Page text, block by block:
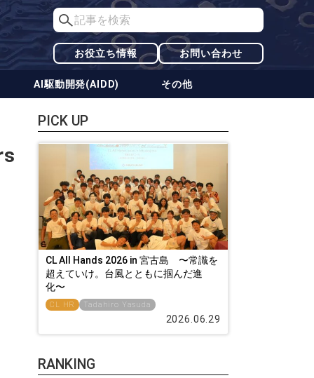
お役立ち情報 お問い合わせ
AI駆動開発(AIDD) その他
PICK UP
CL All Hands 2026 in 宮古島 〜常識を
超えていけ。台風とともに掴んだ進
化〜
CL HR Tadahiro Yasuda
2026.06.29
RANKING